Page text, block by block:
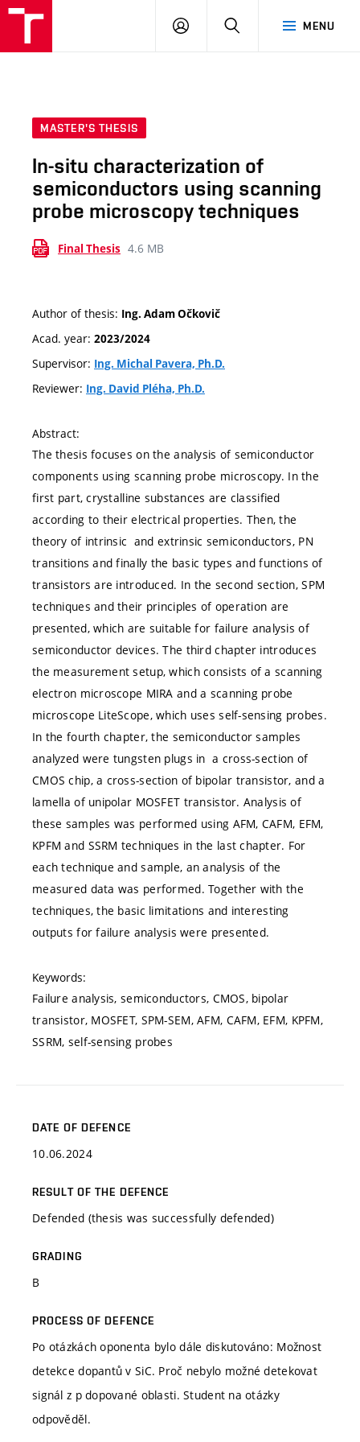
MENU
LOG
SEARCH
MASTER'S THESIS
In-situ characterization of
semiconductors using scanning
probe microscopy techniques
Final Thesis 4.6 MB
Author of thesis: Ing. Adam Očkovič
Acad. year: 2023/2024
Supervisor: Ing. Michal Pavera, Ph.D.
Reviewer: Ing. David Pléha, Ph.D.
Abstract:
The thesis focuses on the analysis of semiconductor
components using scanning probe microscopy. In the
first part, crystalline substances are classified
according to their electrical properties. Then, the
theory of intrinsic and extrinsic semiconductors, PN
transitions and finally the basic types and functions of
transistors are introduced. In the second section, SPM
techniques and their principles of operation are
presented, which are suitable for failure analysis of
semiconductor devices. The third chapter introduces
the measurement setup, which consists of a scanning
electron microscope MIRA and a scanning probe
microscope LiteScope, which uses self-sensing probes.
In the fourth chapter, the semiconductor samples
analyzed were tungsten plugs in a cross-section of
CMOS chip, a cross-section of bipolar transistor, and a
lamella of unipolar MOSFET transistor. Analysis of
these samples was performed using AFM, CAFM, EFM,
KPFM and SSRM techniques in the last chapter. For
each technique and sample, an analysis of the
measured data was performed. Together with the
techniques, the basic limitations and interesting
outputs for failure analysis were presented.
Keywords:
Failure analysis, semiconductors, CMOS, bipolar
transistor, MOSFET, SPM-SEM, AFM, CAFM, EFM, KPFM,
SSRM, self-sensing probes
DATE OF DEFENCE
10.06.2024
RESULT OF THE DEFENCE
Defended (thesis was successfully defended)
GRADING
B
PROCESS OF DEFENCE
Po otázkách oponenta bylo dále diskutováno: Možnost
detekce dopantů v SiC. Proč nebylo možné detekovat
signál z p dopované oblasti. Student na otázky
odpověděl.